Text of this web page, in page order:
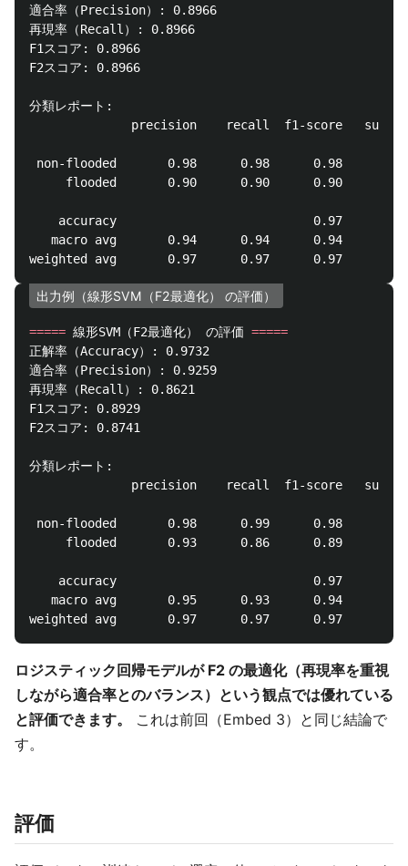
適合率（Precision）: 0.8966
再現率（Recall）: 0.8966
F1スコア: 0.8966
F2スコア: 0.8966
分類レポート:
precision    recall  f1-score
non-flooded       0.98      0.98      0.98
flooded       0.90      0.90      0.90
accuracy                           0.97
macro avg       0.94      0.94      0.94
出力例（線形SVM（F2最適化） の評価）
===== 線形SVM（F2最適化） の評価 =====
正解率（Accuracy）: 0.9732
適合率（Precision）: 0.9259
再現率（Recall）: 0.8621
F1スコア: 0.8929
F2スコア: 0.8741
分類レポート:
precision    recall  f1-score
non-flooded       0.98      0.99      0.98
flooded       0.93      0.86      0.89
accuracy                           0.97
macro avg       0.95      0.93      0.94
ロジスティック回帰モデルが F2 の最適化（再現率を重視
しながら適合率とのバランス）という観点では優れている
と評価できます。
これは前回（Embed 3）と同じ結論で
す。
評価